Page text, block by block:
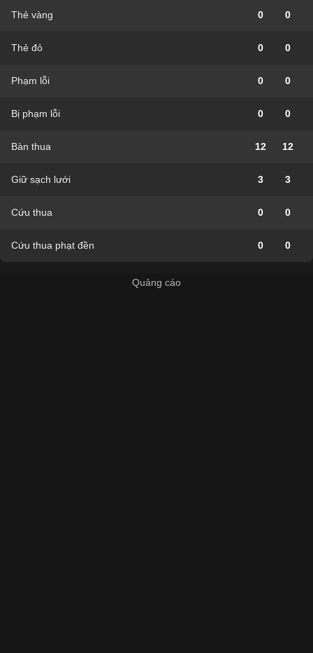
Thẻ vàng 0 0
Thẻ đỏ 0 0
Phạm lỗi 0 0
Bị phạm lỗi 0 0
Bàn thua 12 12
Giữ sạch lưới 3 3
Cứu thua 0 0
Cứu thua phạt đền 0 0